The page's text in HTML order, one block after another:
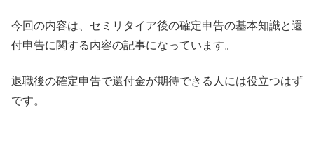
今回の内容は、 セミリタイア後の確定申告の基本知識と還
付申告に関する内容の記事になっています。
退職後の確定申告で還付金が期待できる人には役立つはず
です。